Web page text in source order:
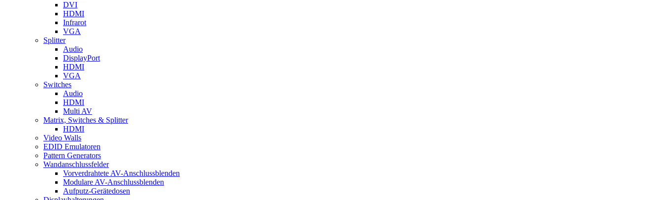
DVI
HDMI
Infrarot
VGA
Splitter
Audio
DisplayPort
HDMI
VGA
Switches
Audio
HDMI
Multi AV
Matrix, Switches & Splitter
HDMI
Video Walls
EDID Emulatoren
Pattern Generators
Wandanschlussfelder
Vorverdrahtete AV-Anschlussblenden
Modulare AV-Anschlussblenden
Aufputz-Gerätedosen